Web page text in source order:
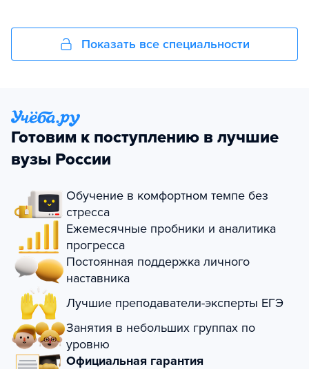
Показать все специальности
Готовим к поступлению в лучшие
вузы России
Обучение в комфортном темпе без
стресса
Ежемесячные пробники и аналитика
прогресса
Постоянная поддержка личного
наставника
Лучшие преподаватели-эксперты ЕГЭ
Занятия в небольших группах по
уровню
Официальная гарантия